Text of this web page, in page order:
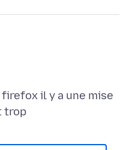
il y a une mise